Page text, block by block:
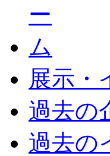
展示・
過去の
過去の